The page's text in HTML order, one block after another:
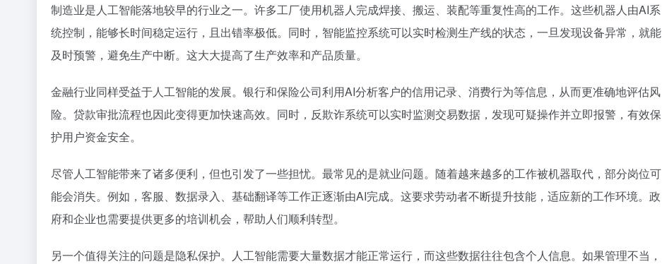
制造业是人工智能落地较早的行业之一。许多工厂使用机器人完成焊接、搬运、装配等重复性高的工作。这些机器人由AI系
统控制，能够长时间稳定运行，且出错率极低。同时，智能监控系统可以实时检测生产线的状态，一旦发现设备异常，就能
及时预警，避免生产中断。这大大提高了生产效率和产品质量。
金融行业同样受益于人工智能的发展。银行和保险公司利用AI分析客户的信用记录、消费行为等信息，从而更准确地评估风
险。贷款审批流程也因此变得更加快速高效。同时，反欺诈系统可以实时监测交易数据，发现可疑操作并立即报警，有效保
护用户资金安全。
尽管人工智能带来了诸多便利，但也引发了一些担忧。最常见的是就业问题。随着越来越多的工作被机器取代，部分岗位可
能会消失。例如，客服、数据录入、基础翻译等工作正逐渐由AI完成。这要求劳动者不断提升技能，适应新的工作环境。政
府和企业也需要提供更多的培训机会，帮助人们顺利转型。
另一个值得关注的问题是隐私保护。人工智能需要大量数据才能正常运行，而这些数据往往包含个人信息。如果管理不当，